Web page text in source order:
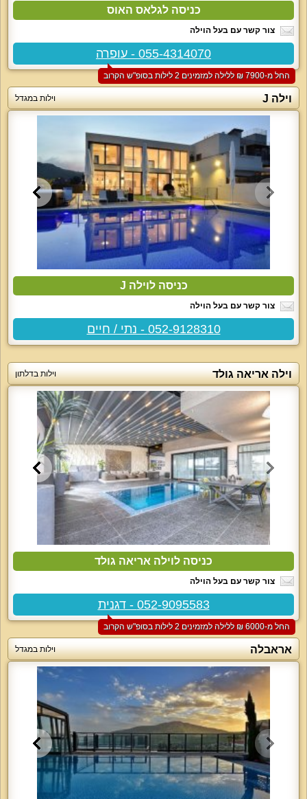
כניסה לגלאס האוס
צור קשר עם בעל הוילה
055-4314070 - עופרה
החל מ-‏7900 ₪ ללילה למזמינים 2 לילות בסופ"ש הקרוב
וילה J וילות במגדל
כניסה לוילה J
צור קשר עם בעל הוילה
052-9128310 - נתי / חיים
וילה אריאה גולד וילות בדלתון
כניסה לוילה אריאה גולד
צור קשר עם בעל הוילה
052-9095583 - דגנית
החל מ-‏6000 ₪ ללילה למזמינים 2 לילות בסופ"ש הקרוב
אראבלה וילות במגדל